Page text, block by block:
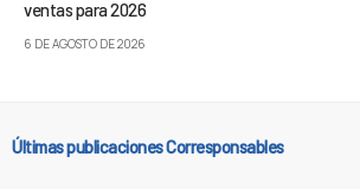
ventas para 2026
6 DE AGOSTO DE 2026
Últimas publicaciones Corresponsables